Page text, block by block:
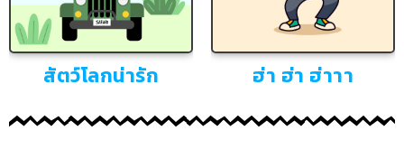
สัตว์โลกน่ารัก ฮ่า ฮ่า ฮ่าาา